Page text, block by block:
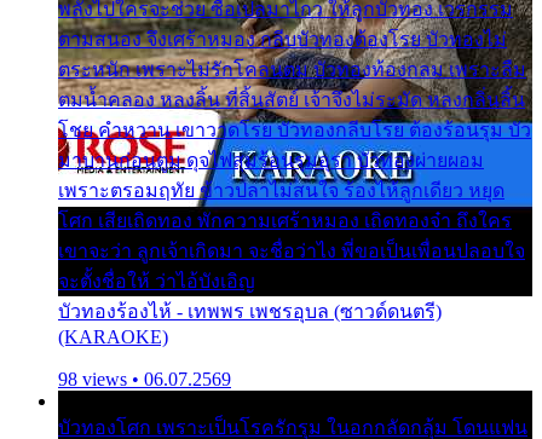
พลั้งไปใครจะช่วย ซื้อเปลมาไกว ให้ลูกบัวทอง เวรกรรม
ตามสนอง จึงเศร้าหมอง กลีบบัวทองต้องโรย บัวทองไม่
ตระหนัก เพราะไม่รักโคลนตม บัวทองท้องกลม เพราะลืม
ตมน้ำคลอง หลงลิ้น ที่สิ้นสัตย์ เจ้าจึงไม่ระมัด หลงกลิ่นลิ้น
โชย คำหวาน เขาวาดโรย บัวทองกลีบโรย ต้องร้อนรุม บัว
มาบานก่อนตูม ดุจไฟสุมร้อนรุมอุรา บัวทองผ่ายผอม
เพราะตรอมฤทัย ข้าวปลาไม่สนใจ ร้องไห้ลูกเดียว หยุด
โศก เสียเถิดทอง พักความเศร้าหมอง เถิดทองจ๋า ถึงใคร
เขาจะว่า ลูกเจ้าเกิดมา จะชื่อว่าไง พี่ขอเป็นเพื่อนปลอบใจ
จะตั้งชื่อให้ ว่าไอ้บังเอิญ
บัวทองร้องไห้ - เทพพร เพชรอุบล (ซาวด์ดนตรี)
(KARAOKE)
98 views • 06.07.2569
บัวทองโศก เพราะเป็นโรครักรุม ในอกกลัดกลุ้ม โดนแฟน